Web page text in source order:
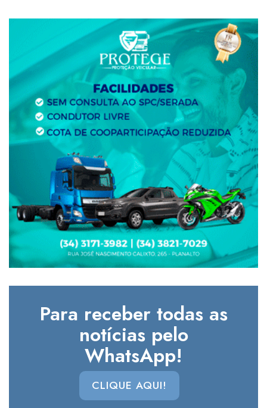
Para receber todas as
notícias pelo
WhatsApp!
CLIQUE AQUI!